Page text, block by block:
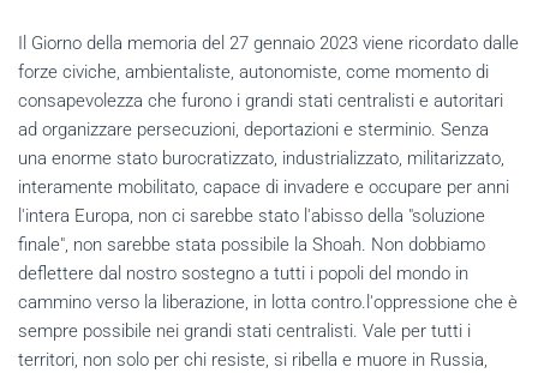
Il Giorno della memoria del 27 gennaio 2023 viene ricordato dalle
forze civiche, ambientaliste, autonomiste, come momento di
consapevolezza che furono i grandi stati centralisti e autoritari
ad organizzare persecuzioni, deportazioni e sterminio. Senza
una enorme stato burocratizzato, industrializzato, militarizzato,
interamente mobilitato, capace di invadere e occupare per anni
l'intera Europa, non ci sarebbe stato l'abisso della "soluzione
finale", non sarebbe stata possibile la Shoah. Non dobbiamo
deflettere dal nostro sostegno a tutti i popoli del mondo in
cammino verso la liberazione, in lotta contro.l'oppressione che è
sempre possibile nei grandi stati centralisti. Vale per tutti i
territori, non solo per chi resiste, si ribella e muore in Russia,